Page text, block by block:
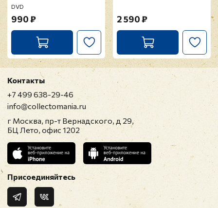
DVD
990 ₽ 2 590 ₽
Контакты
+7 499 638-29-46
info@collectomania.ru
г Москва, пр-т Вернадского, д 29,
БЦ Лето, офис 1202
Присоединяйтесь